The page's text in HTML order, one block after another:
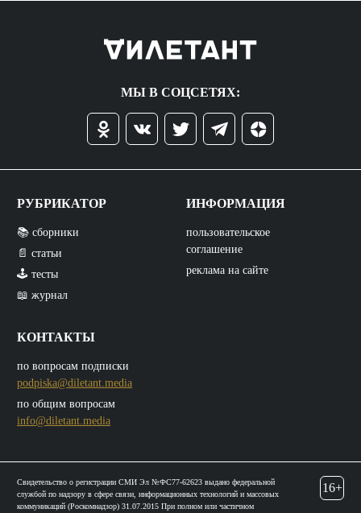
МЫ В СОЦСЕТЯХ:
РУБРИКАТОР
📚 сборники
📄 статьи
🕹️ тесты
📖 журнал
КОНТАКТЫ
по вопросам подписки
podpiska@diletant.media
по общим вопросам
info@diletant.media
ИНФОРМАЦИЯ
пользовательское
соглашение
реклама на сайте
Свидетельство о регистрации СМИ Эл №ФС77-62623 выдано федеральной
службой по надзору в сфере связи, информационных технологий и массовых
коммуникаций (Роскомнадзор) 31.07.2015 При полном или частичном
16+